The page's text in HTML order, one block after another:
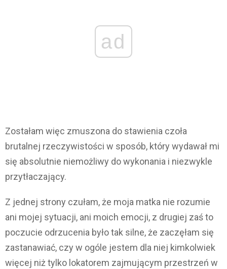
ad
Zostałam więc zmuszona do stawienia czoła
brutalnej rzeczywistości w sposób, który wydawał mi
się absolutnie niemożliwy do wykonania i niezwykle
przytłaczający.
Z jednej strony czułam, że moja matka nie rozumie
ani mojej sytuacji, ani moich emocji, z drugiej zaś to
poczucie odrzucenia było tak silne, że zaczęłam się
zastanawiać, czy w ogóle jestem dla niej kimkolwiek
więcej niż tylko lokatorem zajmującym przestrzeń w